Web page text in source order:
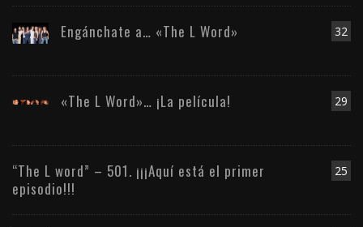
32
Engánchate a… «The L Word»
29
«The L Word»… ¡La película!
25
“The L word” – 501. ¡¡¡Aquí está el primer
episodio!!!